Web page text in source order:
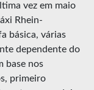
vez em maio
Rhein-
básica, várias
dependente do
base nos
primeiro